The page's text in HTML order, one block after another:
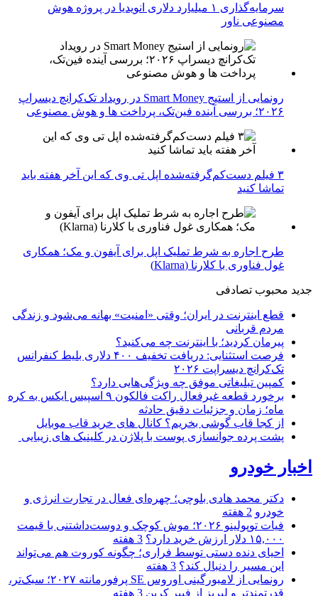
سرمایه‌گذاری ۱ میلیارد دلاری انویدیا در پروژه هوش
مصنوعی ناور
رونمایی از استیج Smart Money در رویداد تک‌کرانچ دیسراپ
۲۰۲۶؛ بررسی آینده فین‌تک، پرداخت‌ ها و هوش مصنوعی
۳ فیلم دست‌کم‌گرفته‌شده اپل تی وی که این آخر هفته باید
تماشا کنید
طرح اجاره به شرط تملیک اپل برای آیفون و مک؛ همکاری
غول فناوری با کلارنا (Klarna)
جدید محبوب تصادفی
قطع اینترنت در ایران؛ وقتی «امنیت» بهانه می‌شود و زندگی
مردم قربانی
پیرمان کردید؛ با اینترنت چه می‌کنید؟
فرصت استثنایی: دریافت تخفیف ۴۰۰ دلاری بلیط کنفرانس
تک‌کرانچ دیسراپت ۲۰۲۶
کمپین تبلیغاتی موفق چه ویژگی‌هایی دارد؟
برخورد قطعه غیرفعال راکت فالکون ۹ اسپیس ایکس به کره
ماه؛ زمان و جزئیات دقیق حادثه
از کجا قاب گوشی بخریم؟ کانال های خرید قاب موبایل
پشت پرده جوانسازی پوست با پلاژن در کلینیک های زیبایی
اخبار خودرو
دکتر محمد هادی بلوچی؛ چهره‌ای فعال در تجارت انرژی و
خودرو 2 هفته
فیات توپولینو ۲۰۲۶؛ موش کوچک و دوست‌داشتنی با قیمت
۱۵,۰۰۰ دلار ارزش خرید دارد؟
3 هفته
احیای دنده دستی توسط فراری؛ چگونه کوروت هم می‌تواند
این مسیر را دنبال کند؟ 3 هفته
رونمایی از لامبورگینی اوروس SE پرفورمانته ۲۰۲۷؛ سبک‌تر،
قدرتمندتر و لبریز از فیبر کربن 3 هفته